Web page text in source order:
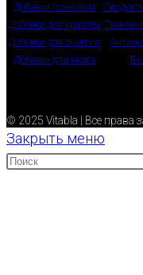
Добавки пожилым
Добавки для красоты
Добавки для энергии
Добавки для мозга
© 2025 Vitabla | Все права
Закрыть меню